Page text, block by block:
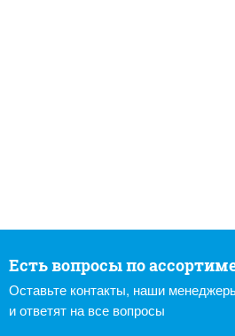
Есть вопросы по
Оставьте контакты, наши
и ответят на все вопросы